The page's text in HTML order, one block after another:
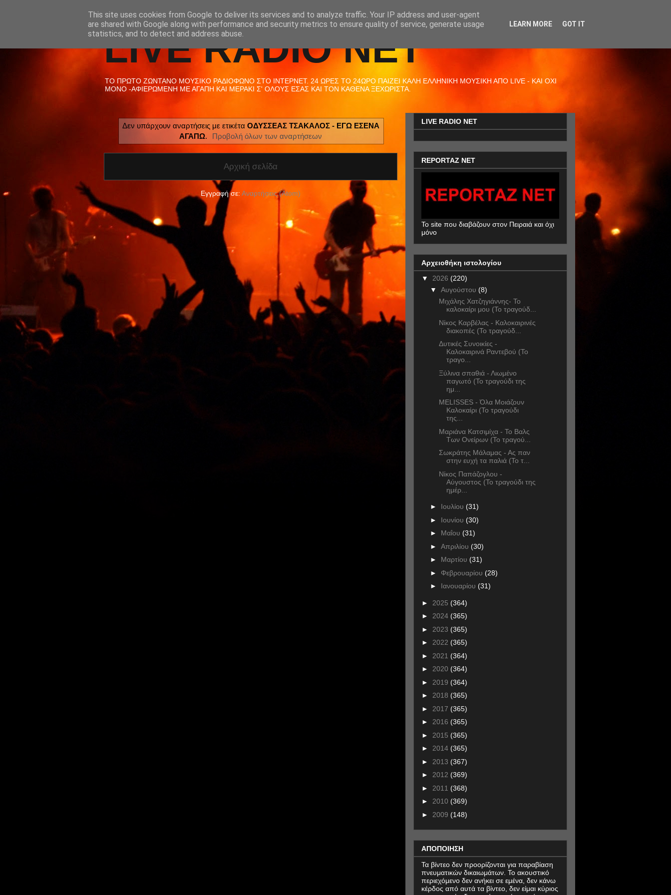
LIVE RADIO NET
ΤΟ ΠΡΩΤΟ ΖΩΝΤΑΝΟ ΜΟΥΣΙΚΟ ΡΑΔΙΟΦΩΝΟ ΣΤΟ ΙΝΤΕΡΝΕΤ. 24 ΩΡΕΣ ΤΟ 24ΩΡΟ ΠΑΙΖΕΙ ΚΑΛΗ ΕΛΛΗΝΙΚΗ ΜΟΥΣΙΚΗ ΑΠΟ LIVE - ΚΑΙ ΟΧΙ
ΜΟΝΟ -ΑΦΙΕΡΩΜΕΝΗ ΜΕ ΑΓΑΠΗ ΚΑΙ ΜΕΡΑΚΙ Σ' ΟΛΟΥΣ ΕΣΑΣ ΚΑΙ ΤΟΝ ΚΑΘΕΝΑ ΞΕΧΩΡΙΣΤΑ.
Δεν υπάρχουν αναρτήσεις με ετικέτα ΟΔΥΣΣΕΑΣ ΤΣΑΚΑΛΟΣ - ΕΓΩ ΕΣΕΝΑ
ΑΓΑΠΩ. Προβολή όλων των αναρτήσεων
Αρχική σελίδα
Εγγραφή σε: Αναρτήσεις (Atom)
LIVE RADIO NET
REPORTAZ NET
To site που διαβάζουν στον Πειραιά και όχι
μόνο
Αρχειοθήκη ιστολογίου
▼ 2026 (220)
▼ Αυγούστου (8)
Μιχάλης Χατζηγιάννης- Το
καλοκαίρι μου (Το τραγούδ...
Νίκος Καρβέλας - Καλοκαιρινές
διακοπές (Το τραγούδ...
Δυτικές Συνοικίες -
Καλοκαιρινά Ραντεβού (Το
τραγο...
Ξύλινα σπαθιά - Λιωμένο
παγωτό (Το τραγούδι της
ημ...
MELISSES - Όλα Μοιάζουν
Καλοκαίρι (Το τραγούδι
της...
Μαριάνα Κατσιμίχα - Το Βαλς
Των Ονείρων (Το τραγού...
Σωκράτης Μάλαμας - Ας παν
στην ευχή τα παλιά (Το τ...
Νίκος Παπάζογλου -
Αύγουστος (Το τραγούδι της
ημέρ...
► Ιουλίου (31)
► Ιουνίου (30)
► Μαΐου (31)
► Απριλίου (30)
► Μαρτίου (31)
► Φεβρουαρίου (28)
► Ιανουαρίου (31)
► 2025 (364)
► 2024 (365)
► 2023 (365)
► 2022 (365)
► 2021 (364)
► 2020 (364)
► 2019 (364)
► 2018 (365)
► 2017 (365)
► 2016 (365)
► 2015 (365)
► 2014 (365)
► 2013 (367)
► 2012 (369)
► 2011 (368)
► 2010 (369)
► 2009 (148)
ΑΠΟΠΟΙΗΣΗ
Τα βίντεο δεν προορίζονται για παραβίαση
πνευματικών δικαιωμάτων. Το ακουστικό
περιεχόμενο δεν ανήκει σε εμένα, δεν κάνω
κέρδος από αυτά τα βίντεο, δεν είμαι κύριος
This site uses cookies from Google to deliver its services and to analyze traffic. Your IP address and user-agent
are shared with Google along with performance and security metrics to ensure quality of service, generate usage
statistics, and to detect and address abuse.
LEARN MORE GOT IT